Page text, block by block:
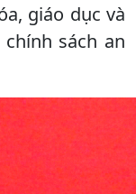
giáo dục và
sách an